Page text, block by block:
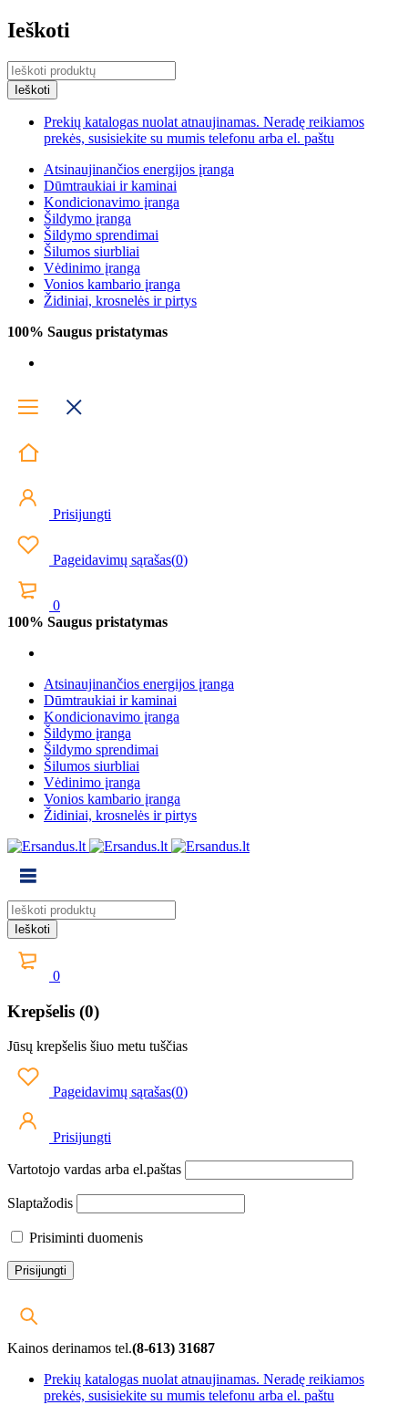
Ieškoti
Prekių katalogas nuolat atnaujinamas. Neradę reikiamos
prekės, susisiekite su mumis telefonu arba el. paštu
Atsinaujinančios energijos įranga
Dūmtraukiai ir kaminai
Kondicionavimo įranga
Šildymo įranga
Šildymo sprendimai
Šilumos siurbliai
Vėdinimo įranga
Vonios kambario įranga
Židiniai, krosnelės ir pirtys
100% Saugus pristatymas
Prisijungti
Pageidavimų sąrašas(0)
0
100% Saugus pristatymas
Atsinaujinančios energijos įranga
Dūmtraukiai ir kaminai
Kondicionavimo įranga
Šildymo įranga
Šildymo sprendimai
Šilumos siurbliai
Vėdinimo įranga
Vonios kambario įranga
Židiniai, krosnelės ir pirtys
0
Krepšelis (0)
Jūsų krepšelis šiuo metu tuščias
Pageidavimų sąrašas(0)
Prisijungti
Vartotojo vardas arba el.paštas
Slaptažodis
Prisiminti duomenis
Kainos derinamos tel.(8-613) 31687
Prekių katalogas nuolat atnaujinamas. Neradę reikiamos
prekės, susisiekite su mumis telefonu arba el. paštu